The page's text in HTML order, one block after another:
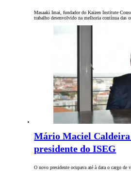
Masaaki Imai, fundador do Kaizen Institute
trabalho desenvolvido na melhoria contínua das
Mário Maciel Caldeira
presidente do ISEG
O novo presidente ocupava até à data o cargo de